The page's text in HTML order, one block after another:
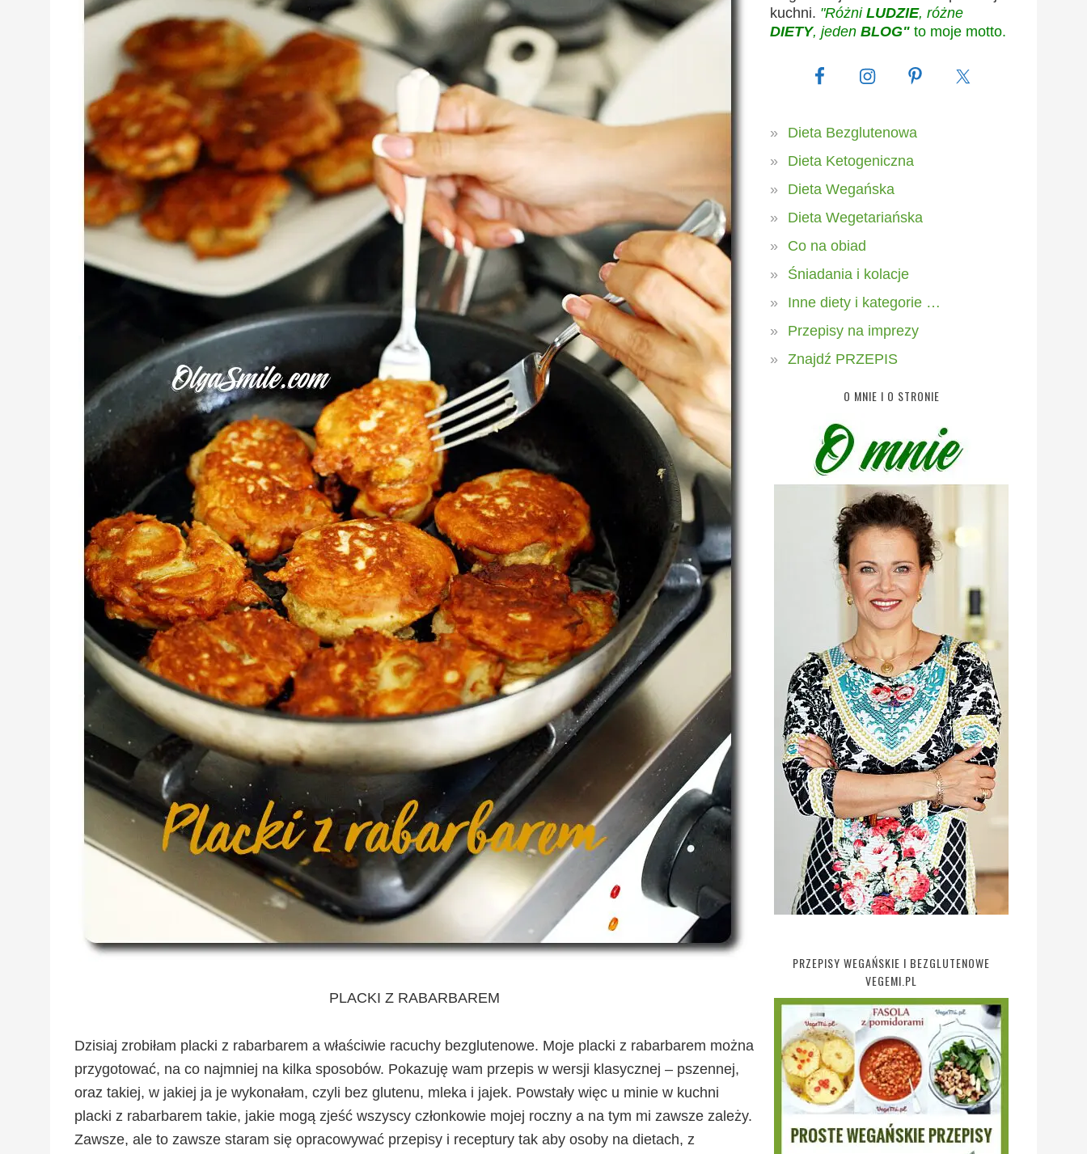
PLACKI Z RABARBAREM
Dzisiaj zrobiłam placki z rabarbarem a właściwie racuchy bezglutenowe. Moje placki z rabarbarem można
przygotować, na co najmniej na kilka sposobów. Pokazuję wam przepis w wersji klasycznej – pszennej,
oraz takiej, w jakiej ja je wykonałam, czyli bez glutenu, mleka i jajek. Powstały więc u minie w kuchni
placki z rabarbarem takie, jakie mogą zjeść wszyscy członkowie mojej roczny a na tym mi zawsze zależy.
Zawsze, ale to zawsze staram się opracowywać przepisy i receptury tak aby osoby na dietach, z
kuchni. "Różni LUDZIE, różne
DIETY, jeden BLOG" to moje motto.
Dieta Bezglutenowa
Dieta Ketogeniczna
Dieta Wegańska
Dieta Wegetariańska
Co na obiad
Śniadania i kolacje
Inne diety i kategorie …
Przepisy na imprezy
Znajdź PRZEPIS
O MNIE I O STRONIE
PRZEPISY WEGAŃSKIE I BEZGLUTENOWE
VEGEMI.PL